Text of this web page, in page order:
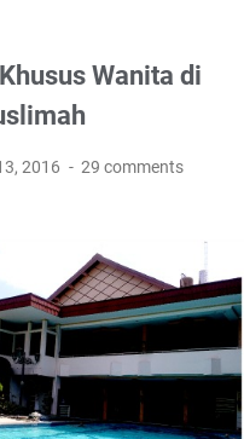
Wanita di
2016 29 comments